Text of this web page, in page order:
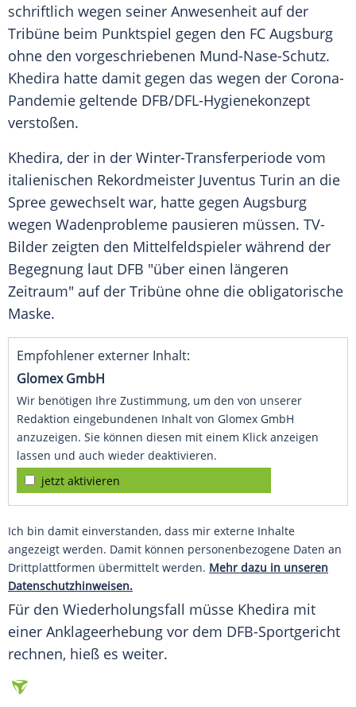
schriftlich wegen seiner Anwesenheit auf der
Tribüne beim Punktspiel gegen den FC Augsburg
ohne den vorgeschriebenen Mund-Nase-Schutz.
Khedira hatte damit gegen das wegen der Corona-
Pandemie geltende DFB/DFL-Hygienekonzept
verstoßen.
Khedira, der in der Winter-Transferperiode vom
italienischen Rekordmeister Juventus Turin an die
Spree gewechselt war, hatte gegen Augsburg
wegen Wadenprobleme pausieren müssen. TV-
Bilder zeigten den Mittelfeldspieler während der
Begegnung laut DFB "über einen längeren
Zeitraum" auf der Tribüne ohne die obligatorische
Maske.
Empfohlener externer Inhalt:
Glomex GmbH
Wir benötigen Ihre Zustimmung, um den von unserer
Redaktion eingebundenen Inhalt von Glomex GmbH
anzuzeigen. Sie können diesen mit einem Klick anzeigen
lassen und auch wieder deaktivieren.
jetzt aktivieren
Ich bin damit einverstanden, dass mir externe Inhalte
angezeigt werden. Damit können personenbezogene Daten an
Drittplattformen übermittelt werden. Mehr dazu in unseren
Datenschutzhinweisen.
Für den Wiederholungsfall müsse Khedira mit
einer Anklageerhebung vor dem DFB-Sportgericht
rechnen, hieß es weiter.